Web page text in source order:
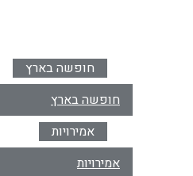
חופשה בארץ
חופשה בארץ
אמירויות
אמירויות